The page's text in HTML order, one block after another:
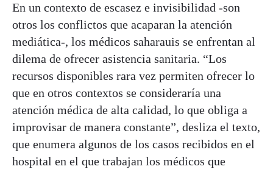
En un contexto de escasez e invisibilidad -son
otros los conflictos que acaparan la atención
mediática-, los médicos saharauis se enfrentan al
dilema de ofrecer asistencia sanitaria. “Los
recursos disponibles rara vez permiten ofrecer lo
que en otros contextos se consideraría una
atención médica de alta calidad, lo que obliga a
improvisar de manera constante”, desliza el texto,
que enumera algunos de los casos recibidos en el
hospital en el que trabajan los médicos que